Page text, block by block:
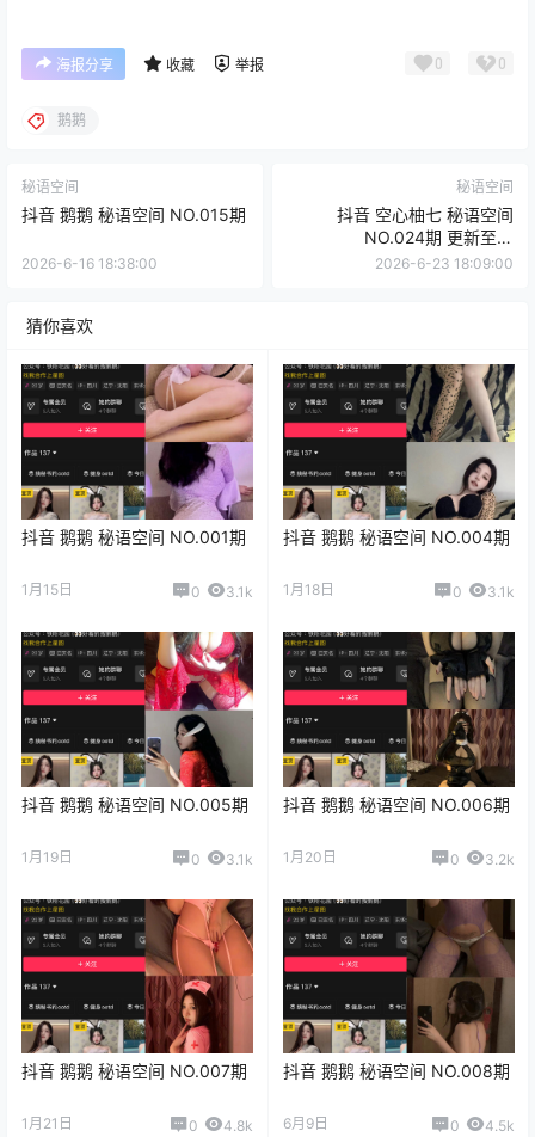
海报分享 收藏 举报 0 0
鹅鹅
秘语空间
抖音 鹅鹅 秘语空间 NO.015期
2026-6-16 18:38:00
秘语空间
抖音 空心柚七 秘语空间
NO.024期 更新至：
2026.6.25
2026-6-23 18:09:00
猜你喜欢
抖音 鹅鹅 秘语空间 NO.001期
1月15日 0 3.1k
抖音 鹅鹅 秘语空间 NO.004期
1月18日 0 3.1k
抖音 鹅鹅 秘语空间 NO.005期
1月19日 0 3.1k
抖音 鹅鹅 秘语空间 NO.006期
1月20日 0 3.2k
抖音 鹅鹅 秘语空间 NO.007期
1月21日 0 4.8k
抖音 鹅鹅 秘语空间 NO.008期
6月9日 0 4.5k